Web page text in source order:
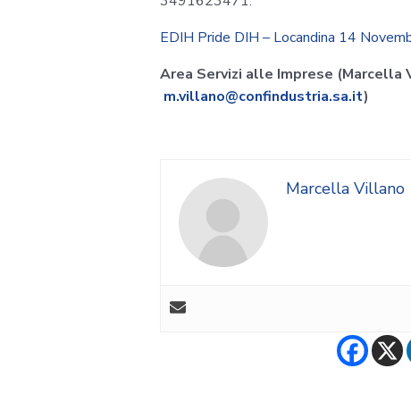
EDIH Pride DIH – Locandina 14
Area Servizi alle Imprese
m.villano@confindustria.sa.it)
Marcella Villano